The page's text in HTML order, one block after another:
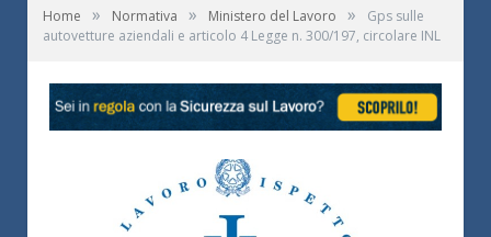
Home » Normativa » Ministero del Lavoro »
Gps sulle
autovetture aziendali e articolo 4 Legge n. 300/197, circolare INL